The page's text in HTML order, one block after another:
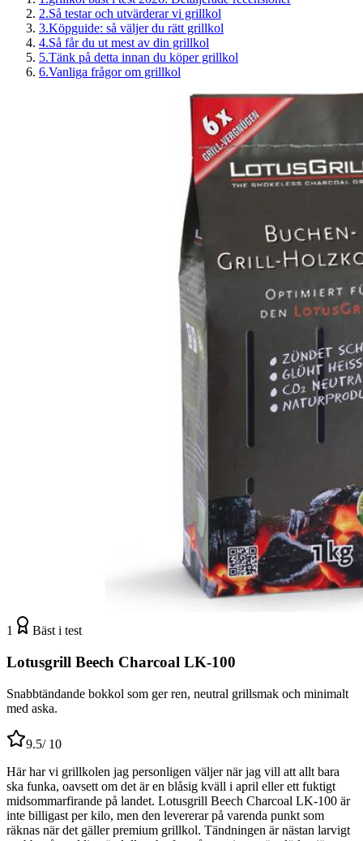
2.Så testar och utvärderar vi grillkol
3.Köpguide: så väljer du rätt grillkol
4.Så får du ut mest av din grillkol
5.Tänk på detta innan du köper grillkol
6.Vanliga frågor om grillkol
1 Bäst i test
Lotusgrill Beech Charcoal LK-100
Snabbtändande bokkol som ger ren, neutral grillsmak och minimalt
med aska.
9.5/ 10
Här har vi grillkolen jag personligen väljer när jag vill att allt bara
ska funka, oavsett om det är en blåsig kväll i april eller ett fuktigt
midsommarfirande på landet. Lotusgrill Beech Charcoal LK-100 är
inte billigast per kilo, men den levererar på varenda punkt som
räknas när det gäller premium grillkol. Tändningen är nästan larvigt